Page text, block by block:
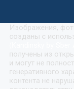
Изображения,
созданы с
получены из
и могут не
генеративного
контента не